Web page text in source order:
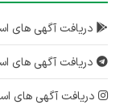
دریافت آگهی های
دریافت آگهی های
دریافت آگهی های